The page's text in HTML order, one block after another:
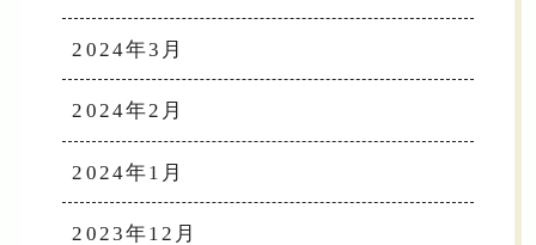
2024年3月
2024年2月
2024年1月
2023年12月